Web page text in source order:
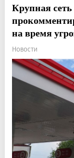
Крупная
на время
Новости